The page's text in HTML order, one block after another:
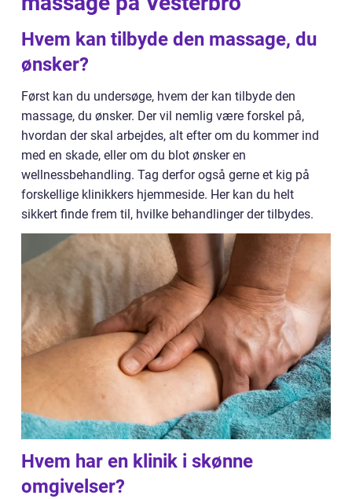
Hvem kan tilbyde den massage, du
ønsker?
Først kan du undersøge, hvem der kan tilbyde den
massage, du ønsker. Der vil nemlig være forskel på,
hvordan der skal arbejdes, alt efter om du kommer ind
med en skade, eller om du blot ønsker en
wellnessbehandling. Tag derfor også gerne et kig på
forskellige klinikkers hjemmeside. Her kan du helt
sikkert finde frem til, hvilke behandlinger der tilbydes.
Hvem har en klinik i skønne
omgivelser?